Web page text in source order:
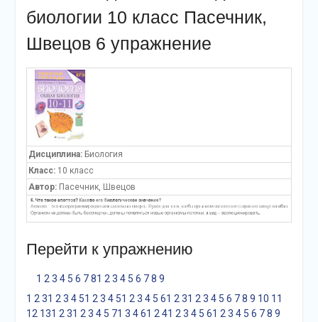
биологии 10 класс Пасечник,
Швецов 6 упражнение
Дисциплина:Биология
Класс:10 класс
Автор:Пасечник, Швецов
Перейти к упражнению
1 2 3 4 5 6 7 81 2 3 4 5 6 7 8 9
1 2 31 2 3 4 51 2 3 4 51 2 3 4 5 61 2 31 2 3 4 5 6 7 8 9 10 11
12 131 2 31 2 3 4 5 71 3 4 61 2 41 2 3 4 5 61 2 3 4 5 6 7 8 9